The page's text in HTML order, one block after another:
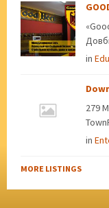
in
279
in
MORE LISTINGS